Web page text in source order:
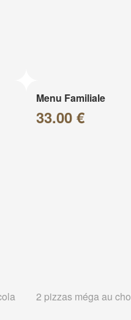
Menu Familiale
33.00 €
2 pizzas méga au